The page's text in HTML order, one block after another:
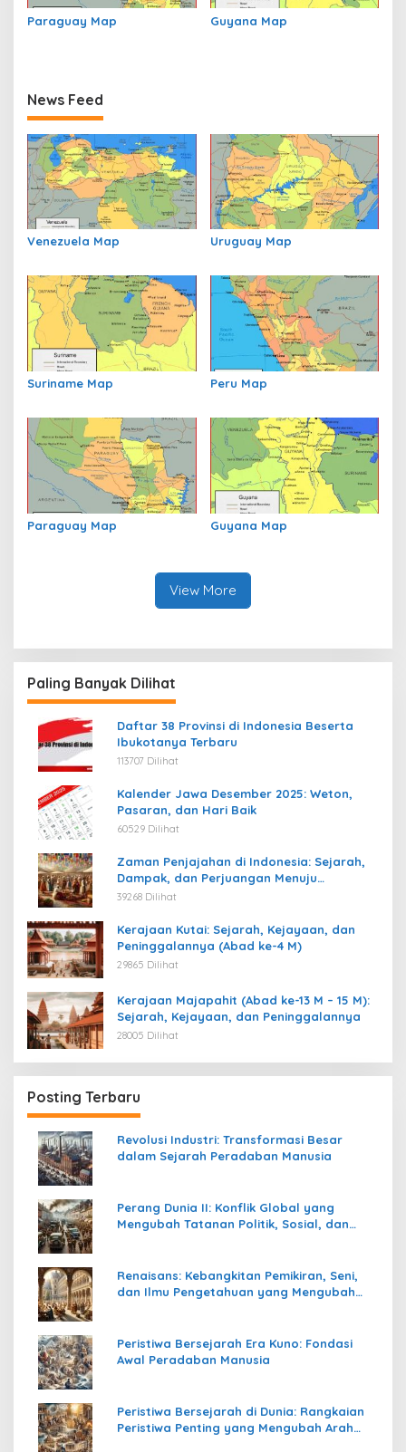
Paraguay Map Guyana Map
News Feed
Venezuela Map Uruguay Map
Suriname Map Peru Map
Paraguay Map Guyana Map
View More
Paling Banyak Dilihat
Daftar 38 Provinsi di Indonesia Beserta
Ibukotanya Terbaru
113707 Dilihat
Kalender Jawa Desember 2025: Weton,
Pasaran, dan Hari Baik
60529 Dilihat
Zaman Penjajahan di Indonesia: Sejarah,
Dampak, dan Perjuangan Menuju
Kemerdekaan
39268 Dilihat
Kerajaan Kutai: Sejarah, Kejayaan, dan
Peninggalannya (Abad ke-4 M)
29865 Dilihat
Kerajaan Majapahit (Abad ke-13 M – 15 M):
Sejarah, Kejayaan, dan Peninggalannya
28005 Dilihat
Posting Terbaru
Revolusi Industri: Transformasi Besar
dalam Sejarah Peradaban Manusia
Perang Dunia II: Konflik Global yang
Mengubah Tatanan Politik, Sosial, dan
Renaisans: Kebangkitan Pemikiran, Seni,
dan Ilmu Pengetahuan yang Mengubah
Peristiwa Bersejarah Era Kuno: Fondasi
Awal Peradaban Manusia
Peristiwa Bersejarah di Dunia: Rangkaian
Peristiwa Penting yang Mengubah Arah